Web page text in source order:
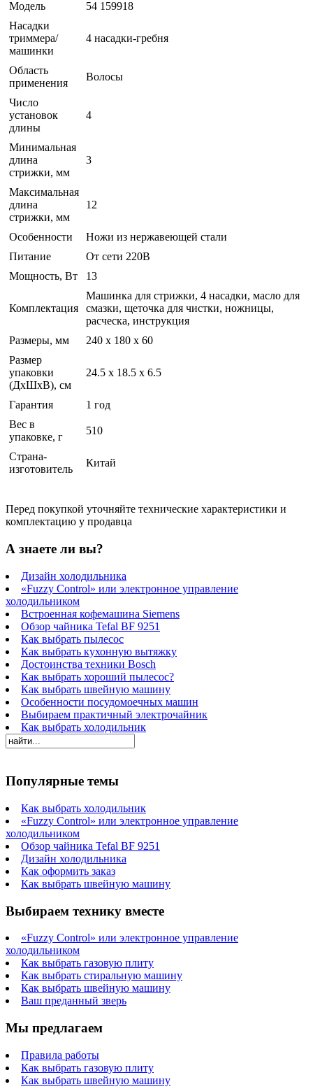
Модель
54 159918
Насадки
триммера/
машинки
4 насадки-гребня
Область
применения
Волосы
Число
установок
длины
4
Минимальная
длина
стрижки, мм
3
Максимальная
длина
стрижки, мм
12
Особенности
Ножи из нержавеющей стали
Питание
От сети 220В
Мощность, Вт
13
Комплектация
Машинка для стрижки, 4 насадки, масло для
смазки, щеточка для чистки, ножницы,
расческа, инструкция
Размеры, мм
240 x 180 x 60
Размер
упаковки
(ДхШхВ), см
24.5 x 18.5 x 6.5
Гарантия
1 год
Вес в
упаковке, г
510
Страна-
изготовитель
Китай
Перед покупкой уточняйте технические характеристики и
комплектацию у продавца
А знаете ли вы?
Дизайн холодильника
«Fuzzy Control» или электронное управление
холодильником
Встроенная кофемашина Siemens
Обзор чайника Tefal BF 9251
Как выбрать пылесос
Как выбрать кухонную вытяжку
Достоинства техники Bosch
Как выбрать хороший пылесос?
Как выбрать швейную машину
Особенности посудомоечных машин
Выбираем практичный электрочайник
Как выбрать холодильник
Популярные темы
Как выбрать холодильник
«Fuzzy Control» или электронное управление
холодильником
Обзор чайника Tefal BF 9251
Дизайн холодильника
Как оформить заказ
Как выбрать швейную машину
Выбираем технику вместе
«Fuzzy Control» или электронное управление
холодильником
Как выбрать газовую плиту
Как выбрать стиральную машину
Как выбрать швейную машину
Ваш преданный зверь
Мы предлагаем
Правила работы
Как выбрать газовую плиту
Как выбрать швейную машину